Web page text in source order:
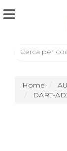
Home
DART-